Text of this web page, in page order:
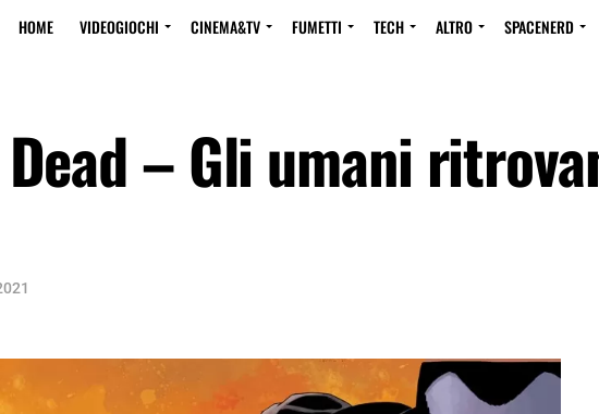
HOME VIDEOGIOCHI CINEMA&TV FUMETTI TECH ALTRO SPACENERD
– Gli umani